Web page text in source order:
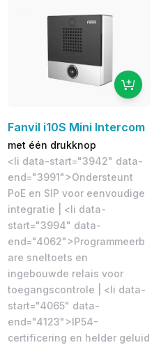
Fanvil i10S Mini Intercom
met één drukknop
<li data-start="3942" data-
end="3991">Ondersteunt
PoE en SIP voor eenvoudige
integratie | <li data-
start="3994" data-
end="4062">Programmeerb
are sneltoets en
ingebouwde relais voor
toegangscontrole | <li data-
start="4065" data-
end="4123">IP54-
certificering en helder geluid